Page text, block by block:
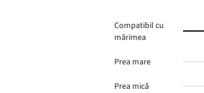
Compatibil cu
mărimea
Prea mare
Prea mică